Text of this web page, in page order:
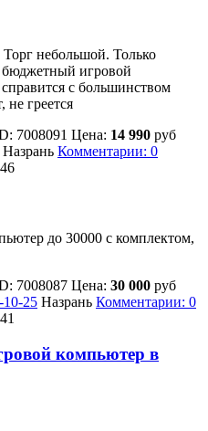
небольшой. Только
бюджетный игровой
с большинством
греется
7008091 Цена: 14 990 руб
Назрань Комментарии: 0
до 30000 с комплектом,
7008087 Цена: 30 000 руб
10-25 Назрань Комментарии: 0
компьютер в